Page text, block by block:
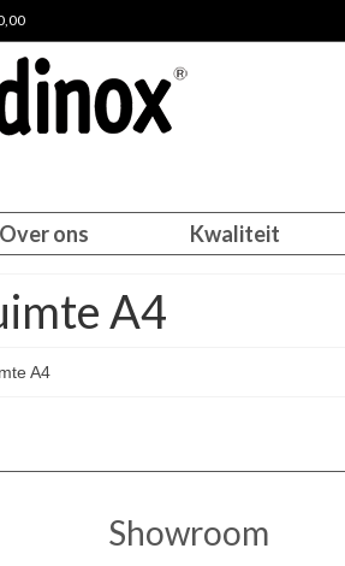
Over ons Kwaliteit
A4
A4
Showroom